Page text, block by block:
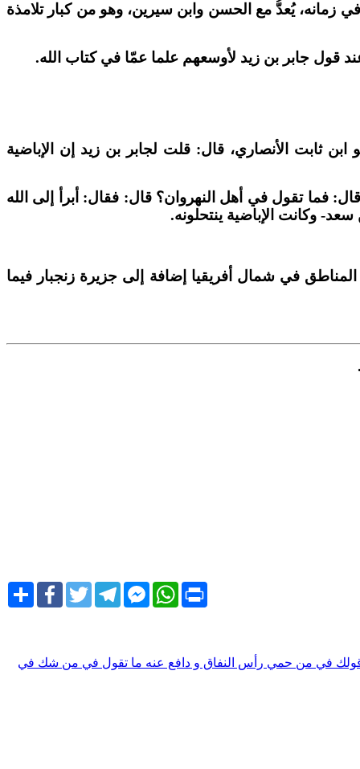
زمانه، يُعدُّ مع الحسن وابن سيرين، وهو من كبار تلامذة
قول جابر بن زيد لأوسعهم علما عمّا في كتاب الله.
ادعاه الإباضية فقد روى ابن سعد –رحمه الله- في الطبقات (3) عن عزرة وهو ابن ثابت الأنصاري، قال: قلت لجابر بن زيد إن الإباضية
منهم. قال: فما تقول في أهل النهروان؟ قال: فقال: أبرأ إلى الله
في شمال أفريقيا إضافة إلى جزيرة زنجبار فيما
ShareFacebookTwitter
TelegramFacebook
Messenger
WhatsApp Print
في من حمي رأس النفاق و دافع عنه ما تقول في من شك في